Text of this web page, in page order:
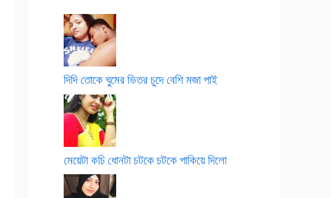
দিদি তোকে ঘুমের ভিতর চুদে বেশি মজা পাই
মেয়েটা কচি ধোনটা চটকে চটকে পাকিয়ে দিলো